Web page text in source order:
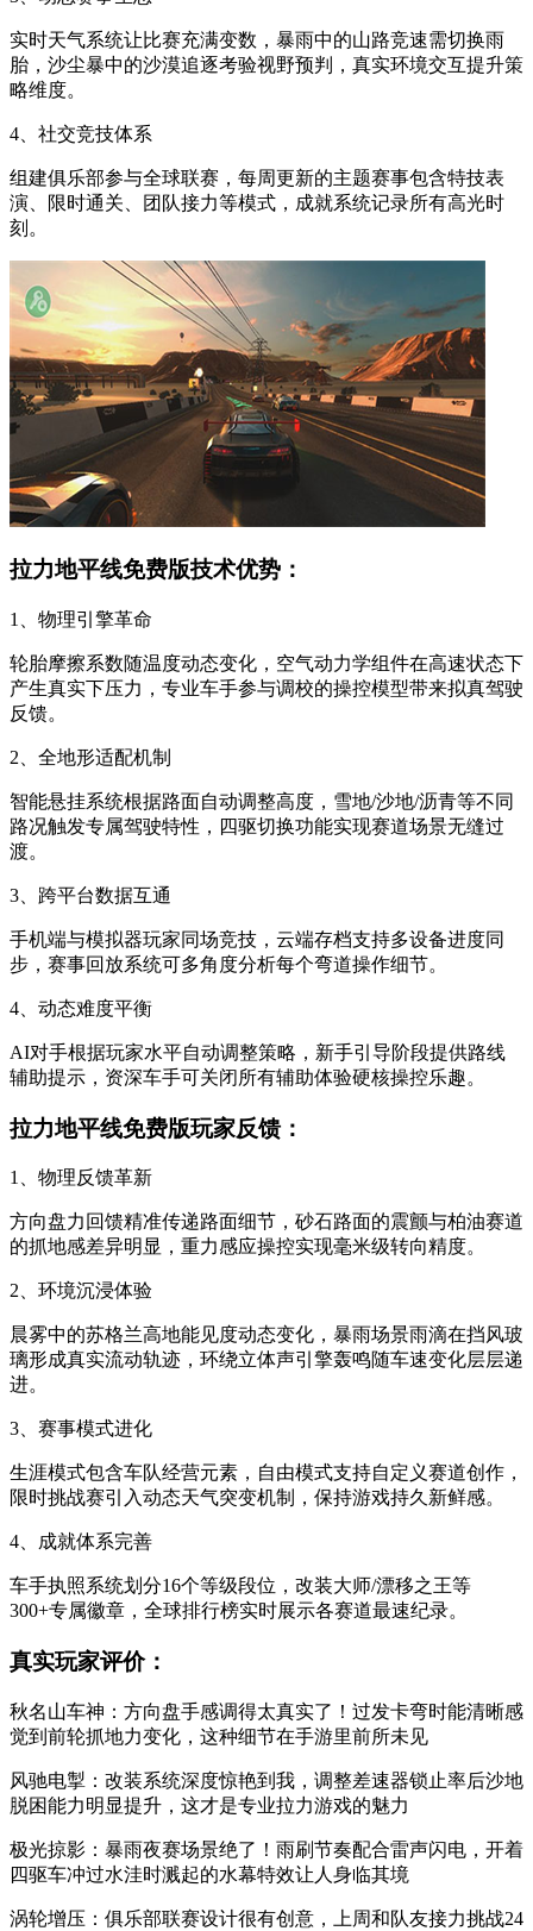
实时天气系统让比赛充满变数，暴雨中的山路竞速需切换雨
胎，沙尘暴中的沙漠追逐考验视野预判，真实环境交互提升策
略维度。
4、社交竞技体系
组建俱乐部参与全球联赛，每周更新的主题赛事包含特技表
演、限时通关、团队接力等模式，成就系统记录所有高光时
刻。
拉力地平线免费版技术优势：
1、物理引擎革命
轮胎摩擦系数随温度动态变化，空气动力学组件在高速状态下
产生真实下压力，专业车手参与调校的操控模型带来拟真驾驶
反馈。
2、全地形适配机制
智能悬挂系统根据路面自动调整高度，雪地/沙地/沥青等不同
路况触发专属驾驶特性，四驱切换功能实现赛道场景无缝过
渡。
3、跨平台数据互通
手机端与模拟器玩家同场竞技，云端存档支持多设备进度同
步，赛事回放系统可多角度分析每个弯道操作细节。
4、动态难度平衡
AI对手根据玩家水平自动调整策略，新手引导阶段提供路线
辅助提示，资深车手可关闭所有辅助体验硬核操控乐趣。
拉力地平线免费版玩家反馈：
1、物理反馈革新
方向盘力回馈精准传递路面细节，砂石路面的震颤与柏油赛道
的抓地感差异明显，重力感应操控实现毫米级转向精度。
2、环境沉浸体验
晨雾中的苏格兰高地能见度动态变化，暴雨场景雨滴在挡风玻
璃形成真实流动轨迹，环绕立体声引擎轰鸣随车速变化层层递
进。
3、赛事模式进化
生涯模式包含车队经营元素，自由模式支持自定义赛道创作，
限时挑战赛引入动态天气突变机制，保持游戏持久新鲜感。
4、成就体系完善
车手执照系统划分16个等级段位，改装大师/漂移之王等
300+专属徽章，全球排行榜实时展示各赛道最速纪录。
真实玩家评价：
秋名山车神：方向盘手感调得太真实了！过发卡弯时能清晰感
觉到前轮抓地力变化，这种细节在手游里前所未见
风驰电掣：改装系统深度惊艳到我，调整差速器锁止率后沙地
脱困能力明显提升，这才是专业拉力游戏的魅力
极光掠影：暴雨夜赛场景绝了！雨刷节奏配合雷声闪电，开着
四驱车冲过水洼时溅起的水幕特效让人身临其境
涡轮增压：俱乐部联赛设计很有创意，上周和队友接力挑战24